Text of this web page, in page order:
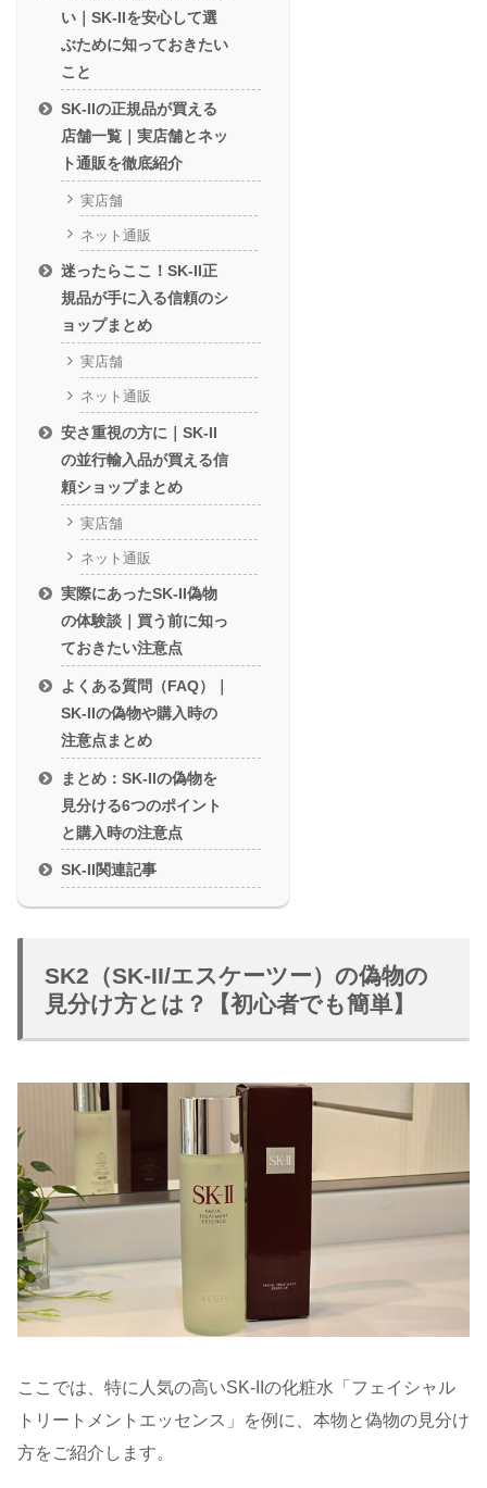
い｜SK-IIを安心して選
ぶために知っておきたい
こと
SK-IIの正規品が買える
店舗一覧｜実店舗とネッ
ト通販を徹底紹介
実店舗
ネット通販
迷ったらここ！SK-II正
規品が手に入る信頼のシ
ョップまとめ
実店舗
ネット通販
安さ重視の方に｜SK-II
の並行輸入品が買える信
頼ショップまとめ
実店舗
ネット通販
実際にあったSK-II偽物
の体験談｜買う前に知っ
ておきたい注意点
よくある質問（FAQ）｜
SK-IIの偽物や購入時の
注意点まとめ
まとめ：SK-IIの偽物を
見分ける6つのポイント
と購入時の注意点
SK-II関連記事
SK2（SK-II/エスケーツー）の偽物の
見分け方とは？【初心者でも簡単】
ここでは、特に人気の高いSK-IIの化粧水「フェイシャル
トリートメントエッセンス」を例に、本物と偽物の見分け
方をご紹介します。